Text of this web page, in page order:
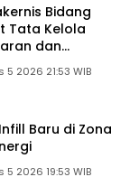
Bidang
Tata Kelola
dan
5 2026 21:53 WIB
Baru di Zona
5 2026 19:53 WIB